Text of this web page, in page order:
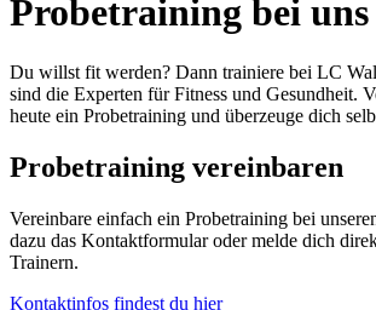
Probetraining bei uns
Du willst fit werden? Dann trainiere bei LC
sind die Experten für Fitness und Gesundheit.
heute ein Probetraining und überzeuge dich
Probetraining vereinbaren
Vereinbare einfach ein Probetraining bei
dazu das Kontaktformular oder melde dich
Trainern.
Kontaktinfos findest du hier